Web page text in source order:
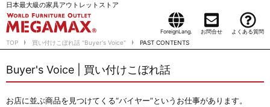
日本最大級の家具アウトレットストア
ForeignLang. お問合せ よくある質問
TOP 買い付けこぼれ話 "Buyer's Voice" PAST CONTENTS
Buyer's Voice | 買い付けこぼれ話
お店に並ぶ商品を見つけてくる“バイヤー”というお仕事があります。